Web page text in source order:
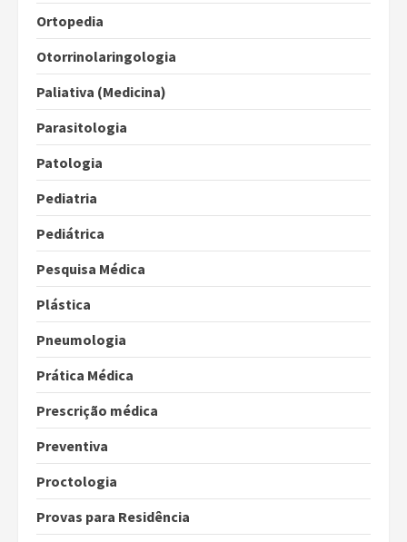
Ortopedia
Otorrinolaringologia
Paliativa (Medicina)
Parasitologia
Patologia
Pediatria
Pediátrica
Pesquisa Médica
Plástica
Pneumologia
Prática Médica
Prescrição médica
Preventiva
Proctologia
Provas para Residência